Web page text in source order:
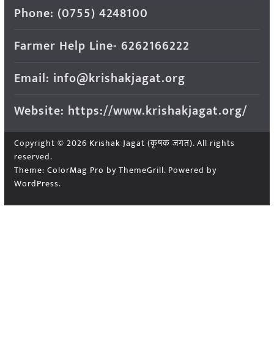
Phone: (0755) 4248100
Farmer Help Line- 6262166222
Email: info@krishakjagat.org
Website: https://www.krishakjagat.org/
Copyright © 2026 Krishak Jagat (कृषक जगत). All rights
reserved.
Theme: ColorMag Pro by ThemeGrill. Powered by
WordPress.